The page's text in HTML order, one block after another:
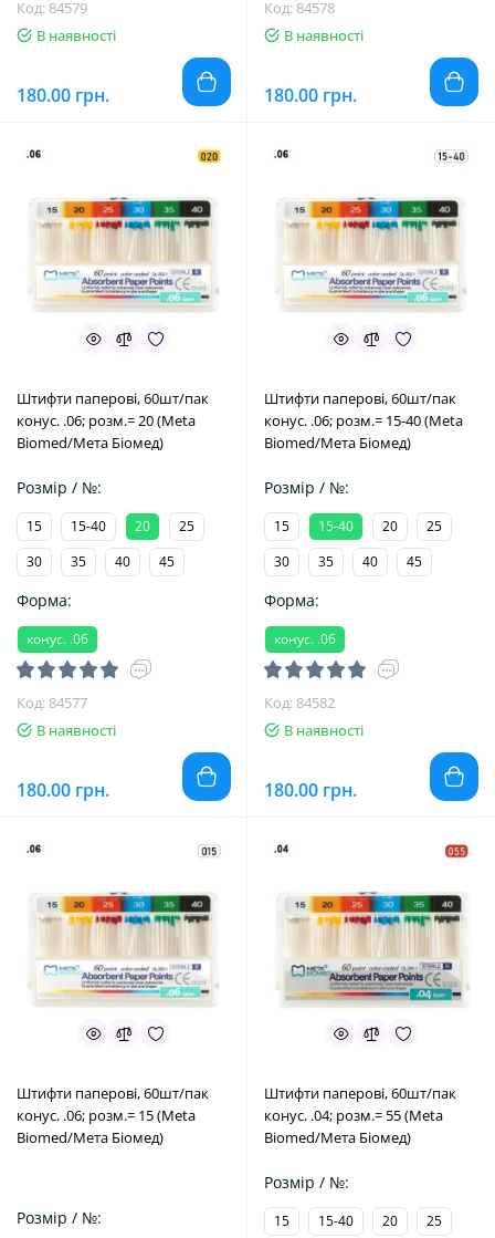
Код: 84579
В наявності
180.00 грн.
Код: 84578
В наявності
180.00 грн.
Штифти паперові, 60шт/пак
конус. .06; розм.= 20 (Meta
Biomed/Мета Біомед)
Розмір / №:
15 15-40 20
25
30
35 40 45
Форма:
конус. .06
Код: 84577
В наявності
180.00 грн.
Штифти паперові, 60шт/пак
конус. .06; розм.= 15-40 (Meta
Biomed/Мета Біомед)
Розмір / №:
15 15-40 20
25
30
35 40 45
Форма:
конус. .06
Код: 84582
В наявності
180.00 грн.
Штифти паперові, 60шт/пак
конус. .06; розм.= 15 (Meta
Biomed/Мета Біомед)
Розмір / №:
Штифти паперові, 60шт/пак
конус. .04; розм.= 55 (Meta
Biomed/Мета Біомед)
Розмір / №:
15 15-40 20 25